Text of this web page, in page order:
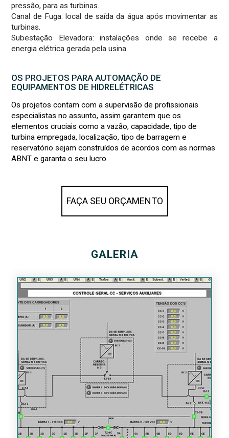
pressão, para as turbinas.
Canal de Fuga: local de saída da água após movimentar as
turbinas.
Subestação Elevadora: instalações onde se recebe a
energia elétrica gerada pela usina.
OS PROJETOS PARA AUTOMAÇÃO DE
EQUIPAMENTOS DE HIDRELÉTRICAS
Os projetos contam com a supervisão de profissionais
especialistas no assunto, assim garantem que os
elementos cruciais como a vazão, capacidade, tipo de
turbina empregada, localização, tipo de barragem e
reservatório sejam construídos de acordos com as normas
ABNT e garanta o seu lucro.
FAÇA SEU ORÇAMENTO
GALERIA